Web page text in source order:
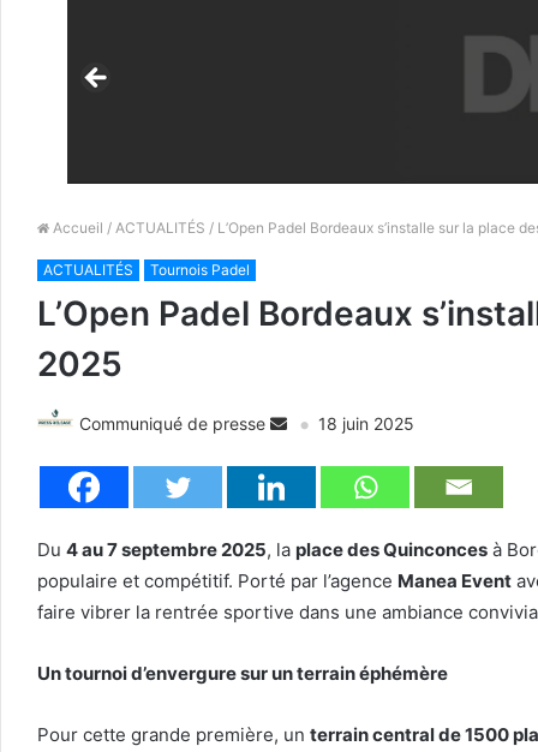
Accueil / ACTUALITÉS / L’Open Padel Bordeaux s’installe sur la place
ACTUALITÉS Tournois Padel
L’Open Padel Bordeaux
2025
Communiqué de presse 18 juin 2025
Du 4 au 7 septembre 2025, la place des Quinconces à
populaire et compétitif. Porté par l’agence Manea Event
faire vibrer la rentrée sportive dans une ambiance
Un tournoi d’envergure sur un terrain éphémère
Pour cette grande première, un terrain central de 1500